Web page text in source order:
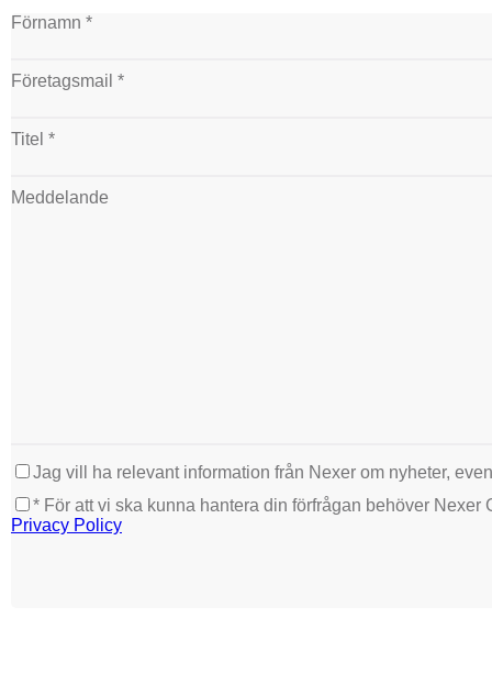
Förnamn *
Företagsmail *
Titel *
Meddelande
Jag vill ha relevant information från Nexer om nyheter,
* För att vi ska kunna hantera din förfrågan behöver
Privacy Policy